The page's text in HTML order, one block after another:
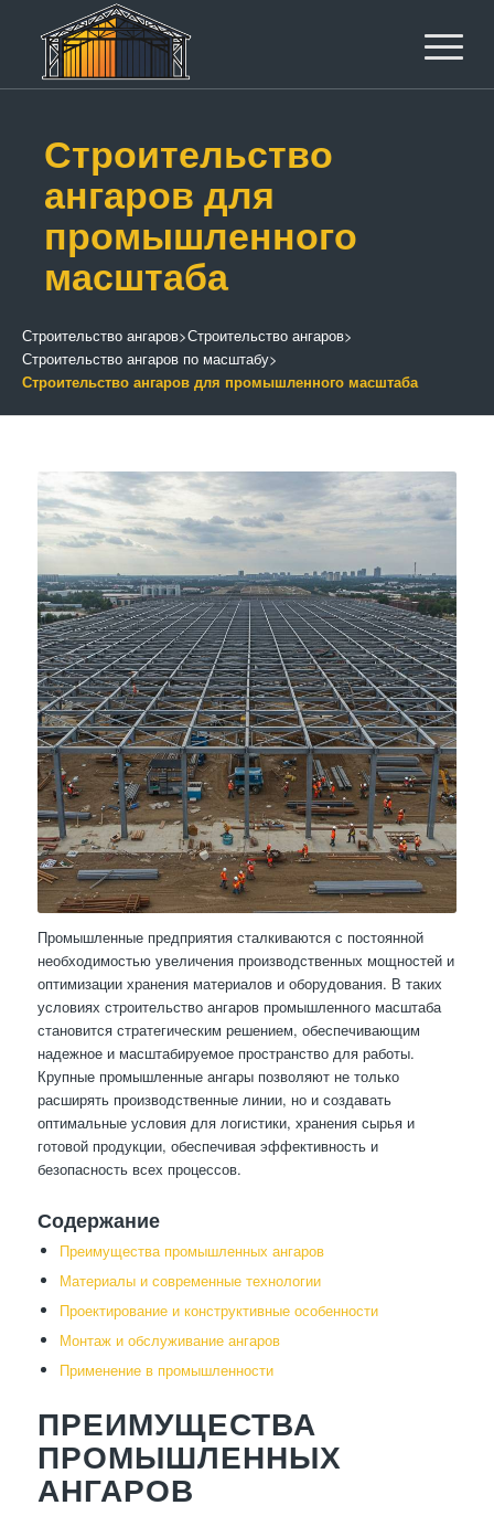
Строительство
ангаров для
промышленного
масштаба
Строительство ангаров>Строительство ангаров>
Строительство ангаров по масштабу>
Строительство ангаров для промышленного масштаба
Промышленные предприятия сталкиваются с постоянной
необходимостью увеличения производственных мощностей и
оптимизации хранения материалов и оборудования. В таких
условиях строительство ангаров промышленного масштаба
становится стратегическим решением, обеспечивающим
надежное и масштабируемое пространство для работы.
Крупные промышленные ангары позволяют не только
расширять производственные линии, но и создавать
оптимальные условия для логистики, хранения сырья и
готовой продукции, обеспечивая эффективность и
безопасность всех процессов.
Содержание
Преимущества промышленных ангаров
Материалы и современные технологии
Проектирование и конструктивные особенности
Монтаж и обслуживание ангаров
Применение в промышленности
ПРЕИМУЩЕСТВА
ПРОМЫШЛЕННЫХ
АНГАРОВ